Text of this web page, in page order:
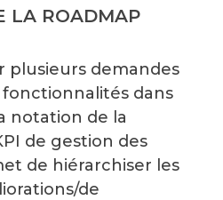
LA ROADMAP
plusieurs demandes
dans
notation de la
de gestion des
de hiérarchiser les
de